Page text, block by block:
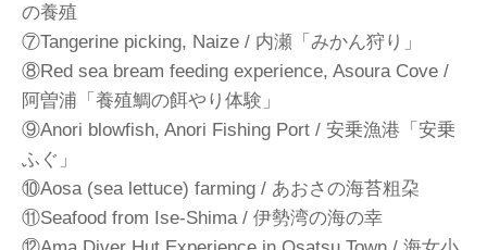
の養殖
⑦Tangerine picking, Naize / 内瀬「みかん狩り」
⑧Red sea bream feeding experience, Asoura Cove /
阿曽浦「養殖鯛の餌やり体験」
⑨Anori blowfish, Anori Fishing Port / 安乗漁港「安乗
ふぐ」
⑩Aosa (sea lettuce) farming / あおさの海苔粗朶
⑪Seafood from Ise-Shima / 伊勢湾の海の幸